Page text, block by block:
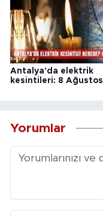
Antalya'da elektrik
kesintileri: 8 Ağustos
Yorumlar